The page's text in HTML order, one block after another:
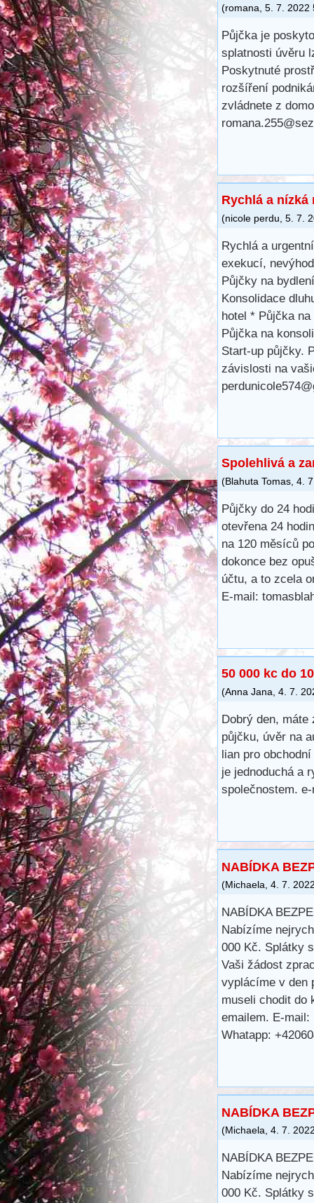
(romana 5. 7. 2022
Půjčka je
splatnosti úvěru
Poskytnuté
rozšíření
zvládnete z
Rychlá a
(nicole perdu 5. 7.
Rychlá a
exekucí,
Půjčky na
Konsolidace
hotel * Půjčka
Půjčka na
Start-up půjčky.
závislosti na
Spolehlivá a
(Blahuta Tomas 4.
Půjčky do 24
otevřena 24
na 120 měsíců
dokonce bez
účtu, a to zcela
E-mail:
50 000 kc do
(Anna Jana 4. 7.
Dobrý den,
půjčku, úvěr na
lian pro
je jednoduchá a
společnostem.
NABÍDKA
(Michaela 4. 7.
NABÍDKA
Nabízíme
000 Kč. Splátky
Vaši žádost
vyplácíme v den
museli chodit do
emailem. E-mail:
Whatapp:
NABÍDKA
(Michaela, 4. 7.
NABÍDKA
Nabízíme
000 Kč. Splátky